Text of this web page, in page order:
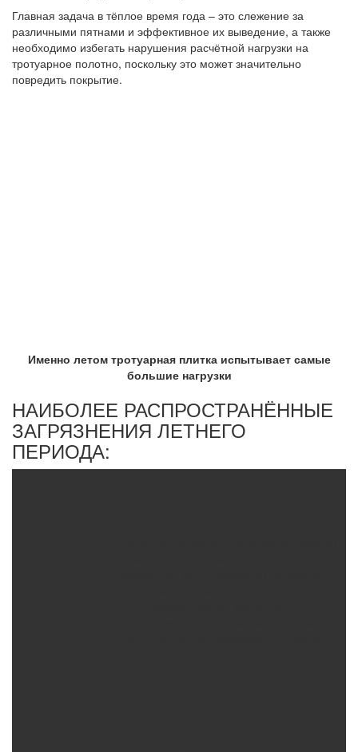
Главная задача в тёплое время года – это слежение за
различными пятнами и эффективное их выведение, а также
необходимо избегать нарушения расчётной нагрузки на
тротуарное полотно, поскольку это может значительно
повредить покрытие.
Именно летом тротуарная плитка испытывает самые
большие нагрузки
НАИБОЛЕЕ РАСПРОСТРАНЁННЫЕ
ЗАГРЯЗНЕНИЯ ЛЕТНЕГО
ПЕРИОДА: